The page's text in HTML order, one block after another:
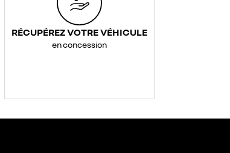
RÉCUPÉREZ VOTRE VÉHICULE
en concession